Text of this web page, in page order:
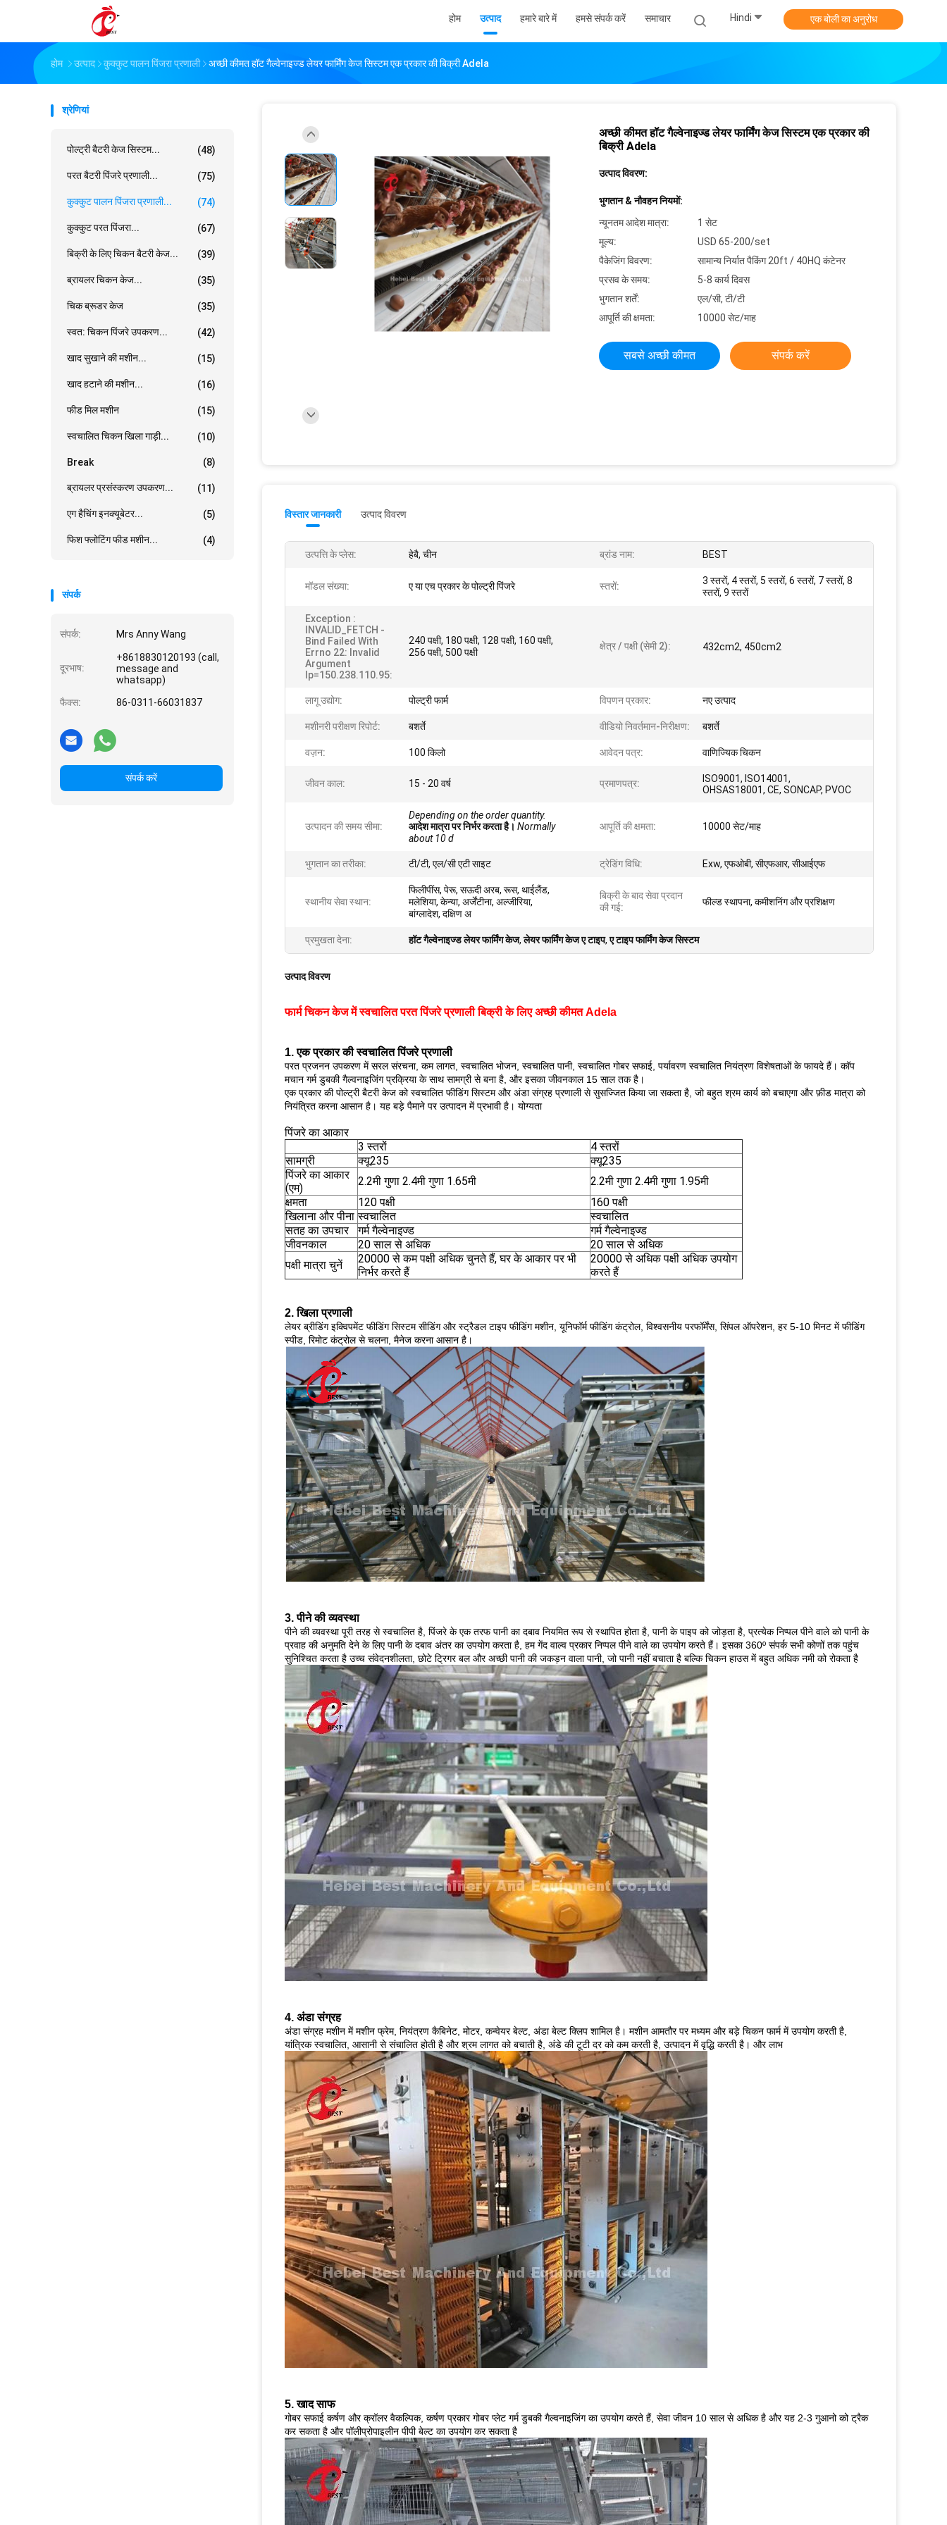
होम उत्पाद हमारे बारे में हमसे संपर्क करें समाचार Hindi एक बोली का अनुरोध
होम उत्पाद कुक्कुट पालन पिंजरा प्रणाली अच्छी कीमत हॉट गैल्वेनाइज्ड लेयर फार्मिंग केज सिस्टम एक प्रकार की बिक्री Adela
श्रेणियां
पोल्ट्री बैटरी केज सिस्टम... (48)
परत बैटरी पिंजरे प्रणाली... (75)
कुक्कुट पालन पिंजरा प्रणाली... (74)
कुक्कुट परत पिंजरा... (67)
बिक्री के लिए चिकन बैटरी केज... (39)
ब्रायलर चिकन केज... (35)
चिक ब्रूडर केज (35)
स्वत: चिकन पिंजरे उपकरण... (42)
खाद सुखाने की मशीन... (15)
खाद हटाने की मशीन... (16)
फीड मिल मशीन (15)
स्वचालित चिकन खिला गाड़ी... (10)
Break (8)
ब्रायलर प्रसंस्करण उपकरण... (11)
एग हैचिंग इनक्यूबेटर... (5)
फिश फ्लोटिंग फीड मशीन... (4)
संपर्क
संपर्क: Mrs Anny Wang
दूरभाष:
+8618830120193 (call,
message and
whatsapp)
फैक्स:
86-0311-66031837
संपर्क करें
अच्छी कीमत हॉट गैल्वेनाइज्ड लेयर फार्मिंग केज सिस्टम एक प्रकार की
बिक्री Adela
उत्पाद विवरण:
भुगतान & नौवहन नियमों:
न्यूनतम आदेश मात्रा:
1 सेट
मूल्य:
USD 65-200/set
पैकेजिंग विवरण:
सामान्य निर्यात पैकिंग 20ft / 40HQ कंटेनर
प्रसव के समय:
5-8 कार्य दिवस
भुगतान शर्तें:
एल/सी, टी/टी
आपूर्ति की क्षमता:
10000 सेट/माह
सबसे अच्छी कीमत संपर्क करें
विस्तार जानकारी उत्पाद विवरण
उत्पत्ति के प्लेस: हेबै, चीन ब्रांड नाम: BEST
मॉडल संख्या: ए या एच प्रकार के पोल्ट्री पिंजरे स्तरों:
3 स्तरों, 4 स्तरों, 5 स्तरों, 6 स्तरों, 7 स्तरों, 8
स्तरों, 9 स्तरों
Exception :
INVALID_FETCH -
Bind Failed With
Errno 22: Invalid
Argument
Ip=150.238.110.95:
240 पक्षी, 180 पक्षी, 128 पक्षी, 160 पक्षी,
256 पक्षी, 500 पक्षी
क्षेत्र / पक्षी (सेमी 2): 432cm2, 450cm2
लागू उद्योग: पोल्ट्री फार्म विपणन प्रकार: नए उत्पाद
मशीनरी परीक्षण रिपोर्ट: बशर्ते वीडियो निवर्तमान-निरीक्षण: बशर्ते
वज़न: 100 किलो आवेदन पत्र: वाणिज्यिक चिकन
जीवन काल: 15 - 20 वर्ष प्रमाणपत्र:
ISO9001, ISO14001,
OHSAS18001, CE, SONCAP, PVOC
उत्पादन की समय सीमा:
Depending on the order quantity.
आदेश मात्रा पर निर्भर करता है। Normally
about 10 d
आपूर्ति की क्षमता: 10000 सेट/माह
भुगतान का तरीका: टी/टी, एल/सी एटी साइट ट्रेडिंग विधि: Exw, एफओबी, सीएफआर, सीआईएफ
स्थानीय सेवा स्थान:
फिलीपींस, पेरू, सऊदी अरब, रूस, थाईलैंड,
मलेशिया, केन्या, अर्जेंटीना, अल्जीरिया,
बांग्लादेश, दक्षिण अ
बिक्री के बाद सेवा प्रदान
की गई:
फील्ड स्थापना, कमीशनिंग और प्रशिक्षण
प्रमुखता देना: हॉट गैल्वेनाइज्ड लेयर फार्मिंग केज,लेयर फार्मिंग केज ए टाइप,ए टाइप फार्मिंग केज सिस्टम
उत्पाद विवरण
फार्म चिकन केज में स्वचालित परत पिंजरे प्रणाली बिक्री के लिए अच्छी कीमत Adela
1. एक प्रकार की स्वचालित पिंजरे प्रणाली
परत प्रजनन उपकरण में सरल संरचना, कम लागत, स्वचालित भोजन, स्वचालित पानी, स्वचालित गोबर सफाई, पर्यावरण स्वचालित नियंत्रण विशेषताओं के फायदे हैं। कॉप
मचान गर्म डुबकी गैल्वनाइजिंग प्रक्रिया के साथ सामग्री से बना है, और इसका जीवनकाल 15 साल तक है।
एक प्रकार की पोल्ट्री बैटरी केज को स्वचालित फीडिंग सिस्टम और अंडा संग्रह प्रणाली से सुसज्जित किया जा सकता है, जो बहुत श्रम कार्य को बचाएगा और फ़ीड मात्रा को
नियंत्रित करना आसान है। यह बड़े पैमाने पर उत्पादन में प्रभावी है। योग्यता
पिंजरे का आकार
3 स्तरों
4 स्तरों
सामग्री
क्यू235
क्यू235
पिंजरे का आकार
(एम)
2.2मी गुणा 2.4मी गुणा 1.65मी
2.2मी गुणा 2.4मी गुणा 1.95मी
क्षमता
120 पक्षी
160 पक्षी
खिलाना और पीना स्वचालित
स्वचालित
सतह का उपचार
गर्म गैल्वेनाइज्ड
गर्म गैल्वेनाइज्ड
जीवनकाल
20 साल से अधिक
20 साल से अधिक
पक्षी मात्रा चुनें
20000 से कम पक्षी अधिक चुनते हैं, घर के आकार पर भी
निर्भर करते हैं
20000 से अधिक पक्षी अधिक उपयोग
करते हैं
2. खिला प्रणाली
लेयर ब्रीडिंग इक्विपमेंट फीडिंग सिस्टम सीडिंग और स्ट्रैडल टाइप फीडिंग मशीन, यूनिफॉर्म फीडिंग कंट्रोल, विश्वसनीय परफॉर्मेंस, सिंपल ऑपरेशन, हर 5-10 मिनट में फीडिंग
स्पीड, रिमोट कंट्रोल से चलना, मैनेज करना आसान है।
3. पीने की व्यवस्था
पीने की व्यवस्था पूरी तरह से स्वचालित है, पिंजरे के एक तरफ पानी का दबाव नियमित रूप से स्थापित होता है, पानी के पाइप को जोड़ता है, प्रत्येक निप्पल पीने वाले को पानी के
प्रवाह की अनुमति देने के लिए पानी के दबाव अंतर का उपयोग करता है, हम गेंद वाल्व प्रकार निप्पल पीने वाले का उपयोग करते हैं। इसका 360º संपर्क सभी कोणों तक पहुंच
सुनिश्चित करता है उच्च संवेदनशीलता, छोटे ट्रिगर बल और अच्छी पानी की जकड़न वाला पानी, जो पानी नहीं बचाता है बल्कि चिकन हाउस में बहुत अधिक नमी को रोकता है
4. अंडा संग्रह
अंडा संग्रह मशीन में मशीन फ्रेम, नियंत्रण कैबिनेट, मोटर, कन्वेयर बेल्ट, अंडा बेल्ट क्लिप शामिल है। मशीन आमतौर पर मध्यम और बड़े चिकन फार्म में उपयोग करती है,
यांत्रिक स्वचालित, आसानी से संचालित होती है और श्रम लागत को बचाती है, अंडे की टूटी दर को कम करती है, उत्पादन में वृद्धि करती है। और लाभ
5. खाद साफ
गोबर सफाई कर्षण और क्रॉलर वैकल्पिक, कर्षण प्रकार गोबर प्लेट गर्म डुबकी गैल्वनाइजिंग का उपयोग करते हैं, सेवा जीवन 10 साल से अधिक है और यह 2-3 गुआनो को ट्रैक
कर सकता है और पॉलीप्रोपाइलीन पीपी बेल्ट का उपयोग कर सकता है